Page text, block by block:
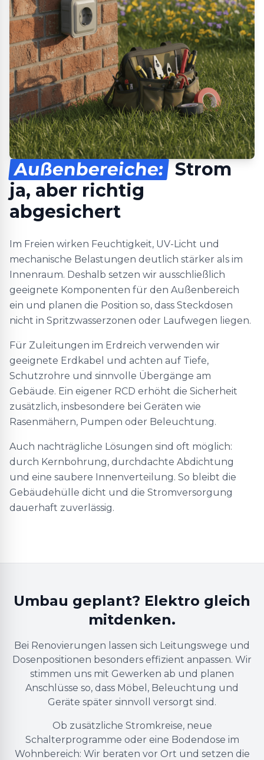
Außenbereiche: Strom
ja, aber richtig
abgesichert
Im Freien wirken Feuchtigkeit, UV-Licht und
mechanische Belastungen deutlich stärker als im
Innenraum. Deshalb setzen wir ausschließlich
geeignete Komponenten für den Außenbereich
ein und planen die Position so, dass Steckdosen
nicht in Spritzwasserzonen oder Laufwegen liegen.
Für Zuleitungen im Erdreich verwenden wir
geeignete Erdkabel und achten auf Tiefe,
Schutzrohre und sinnvolle Übergänge am
Gebäude. Ein eigener RCD erhöht die Sicherheit
zusätzlich, insbesondere bei Geräten wie
Rasenmähern, Pumpen oder Beleuchtung.
Auch nachträgliche Lösungen sind oft möglich:
durch Kernbohrung, durchdachte Abdichtung
und eine saubere Innenverteilung. So bleibt die
Gebäudehülle dicht und die Stromversorgung
dauerhaft zuverlässig.
Umbau geplant? Elektro gleich
mitdenken.
Bei Renovierungen lassen sich Leitungswege und
Dosenpositionen besonders effizient anpassen. Wir
stimmen uns mit Gewerken ab und planen
Anschlüsse so, dass Möbel, Beleuchtung und
Geräte später sinnvoll versorgt sind.
Ob zusätzliche Stromkreise, neue
Schalterprogramme oder eine Bodendose im
Wohnbereich: Wir beraten vor Ort und setzen die